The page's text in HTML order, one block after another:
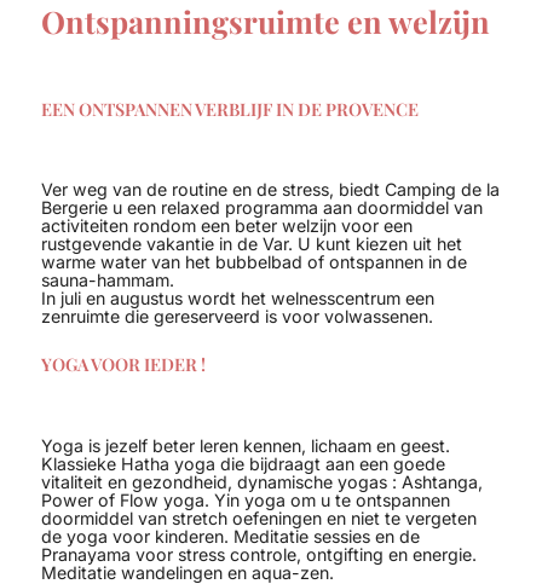
Ontspanningsruimte en welzijn
EEN ONTSPANNEN VERBLIJF IN DE PROVENCE
Ver weg van de routine en de stress, biedt Camping de la
Bergerie u een relaxed programma aan doormiddel van
activiteiten rondom een beter welzijn voor een
rustgevende vakantie in de Var. U kunt kiezen uit het
warme water van het bubbelbad of ontspannen in de
sauna-hammam.
In juli en augustus wordt het welnesscentrum een
zenruimte die gereserveerd is voor volwassenen.
YOGA VOOR IEDER !
Yoga is jezelf beter leren kennen, lichaam en geest.
Klassieke Hatha yoga die bijdraagt aan een goede
vitaliteit en gezondheid, dynamische yogas : Ashtanga,
Power of Flow yoga. Yin yoga om u te ontspannen
doormiddel van stretch oefeningen en niet te vergeten
de yoga voor kinderen. Meditatie sessies en de
Pranayama voor stress controle, ontgifting en energie.
Meditatie wandelingen en aqua-zen.